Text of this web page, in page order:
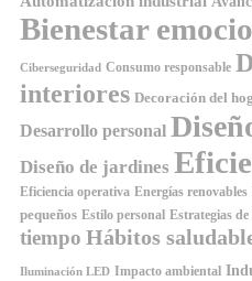
Bienestar
Ciberseguridad Consumo responsable
interiores Decoración del
Desarrollo personal
Diseño de jardines
Eficiencia operativa Energías renovables
pequeños Estilo personal Estrategias
tiempo Hábitos
Iluminación LED Impacto ambiental